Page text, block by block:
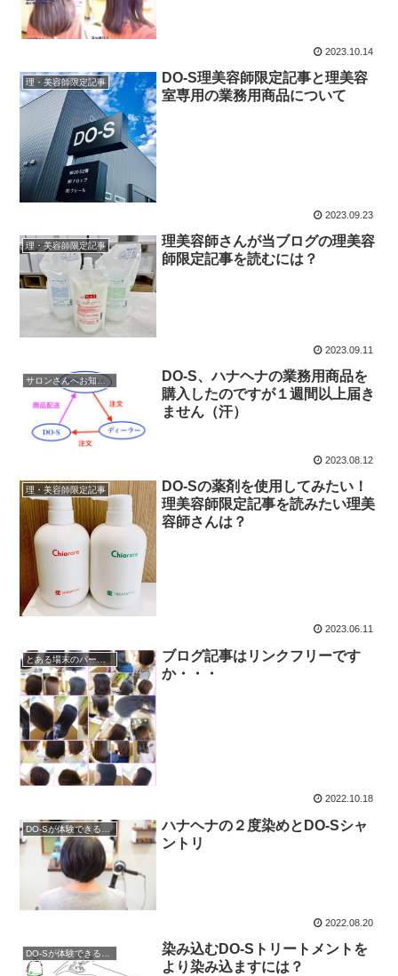
2023.10.14
理・美容師限定記事
DO-S理美容師限定記事と理美容
室専用の業務用商品について
2023.09.23
理・美容師限定記事
理美容師さんが当ブログの理美容
師限定記事を読むには？
2023.09.11
サロンさんへお知らせ
DO-S、ハナヘナの業務用商品を
購入したのですが１週間以上届き
ません（汗）
2023.08.12
理・美容師限定記事
DO-Sの薬剤を使用してみたい！
理美容師限定記事を読みたい理美
容師さんは？
2023.06.11
とある場末のパーマ屋
ブログ記事はリンクフリーです
か・・・
2022.10.18
ハナヘナの２度染めとDO-Sシャ
ントリ
2022.08.20
染み込むDO-Sトリートメントを
より染み込ますには？